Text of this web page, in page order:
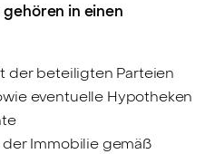
in einen
der beteiligten Parteien
eventuelle Hypotheken
Immobilie gemäß